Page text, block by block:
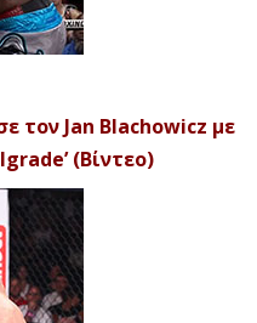
τον Jan Blachowicz με
(Βίντεο)